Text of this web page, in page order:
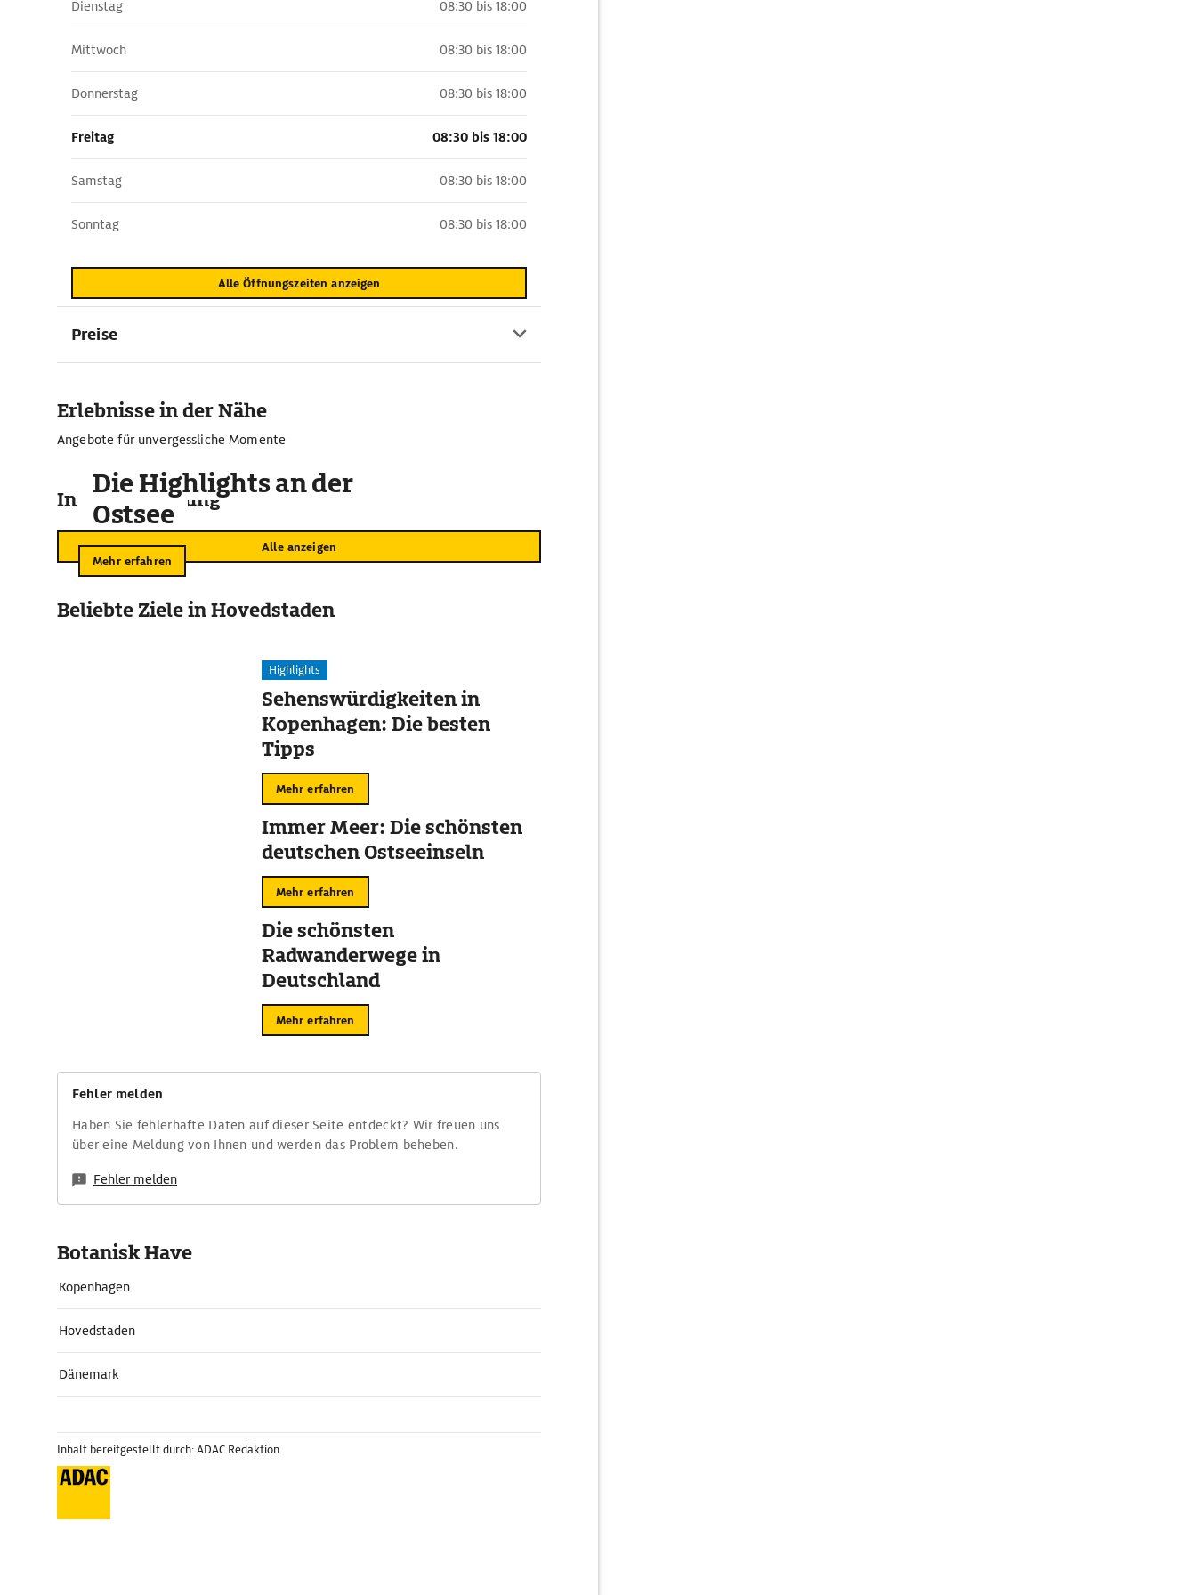
Dienstag 08:30 bis 18:00
Mittwoch 08:30 bis 18:00
Donnerstag 08:30 bis 18:00
Freitag 08:30 bis 18:00
Samstag 08:30 bis 18:00
Sonntag 08:30 bis 18:00
Alle Öffnungszeiten anzeigen
Preise
Erlebnisse in der Nähe
Angebote für unvergessliche Momente
In der Umgebung
Alle anzeigen
Die Highlights an der
Ostsee
Mehr erfahren
Beliebte Ziele in Hovedstaden
Highlights
Sehenswürdigkeiten in
Kopenhagen: Die besten
Tipps
Mehr erfahren
Immer Meer: Die schönsten
deutschen Ostseeinseln
Mehr erfahren
Die schönsten
Radwanderwege in
Deutschland
Mehr erfahren
Fehler melden
Haben Sie fehlerhafte Daten auf dieser Seite entdeckt? Wir freuen uns
über eine Meldung von Ihnen und werden das Problem beheben.
Fehler melden
Botanisk Have
Kopenhagen
Hovedstaden
Dänemark
Inhalt bereitgestellt durch: ADAC Redaktion